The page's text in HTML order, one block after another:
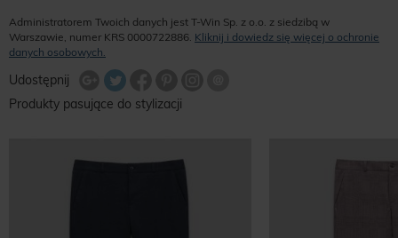
Administratorem Twoich danych jest T-Win Sp. z o.o. z siedzibą w
Warszawie, numer KRS 0000722886. Kliknij i dowiedz się więcej o ochronie
danych osobowych.
Udostępnij
Share FacebookUdostępnij na Google+
Udostępnij na Google+
Produkty pasujące do stylizacji